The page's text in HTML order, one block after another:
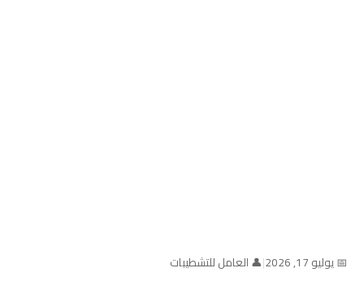
📅 يوليو 17, 2026 |👤 العامل للتشطيبات